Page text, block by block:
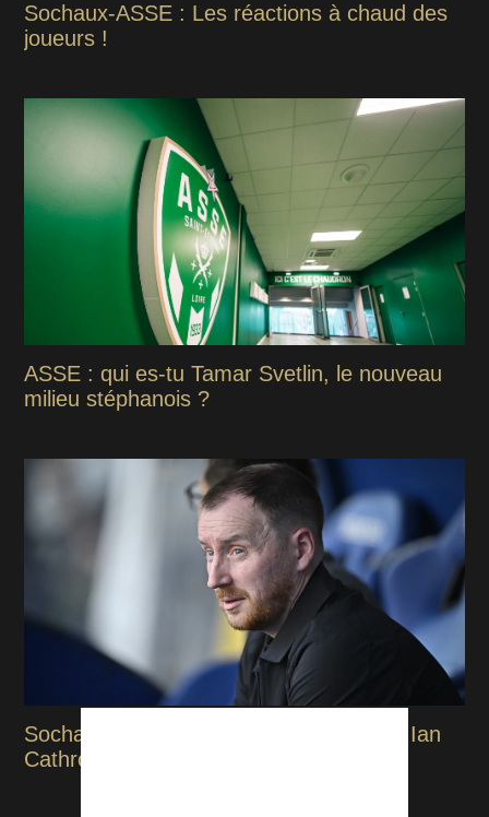
Sochaux-ASSE : Les réactions à chaud des
joueurs !
ASSE : qui es-tu Tamar Svetlin, le nouveau
milieu stéphanois ?
Sochaux-ASSE : Les premiers mots de Ian
Cathro après la victoire des Verts